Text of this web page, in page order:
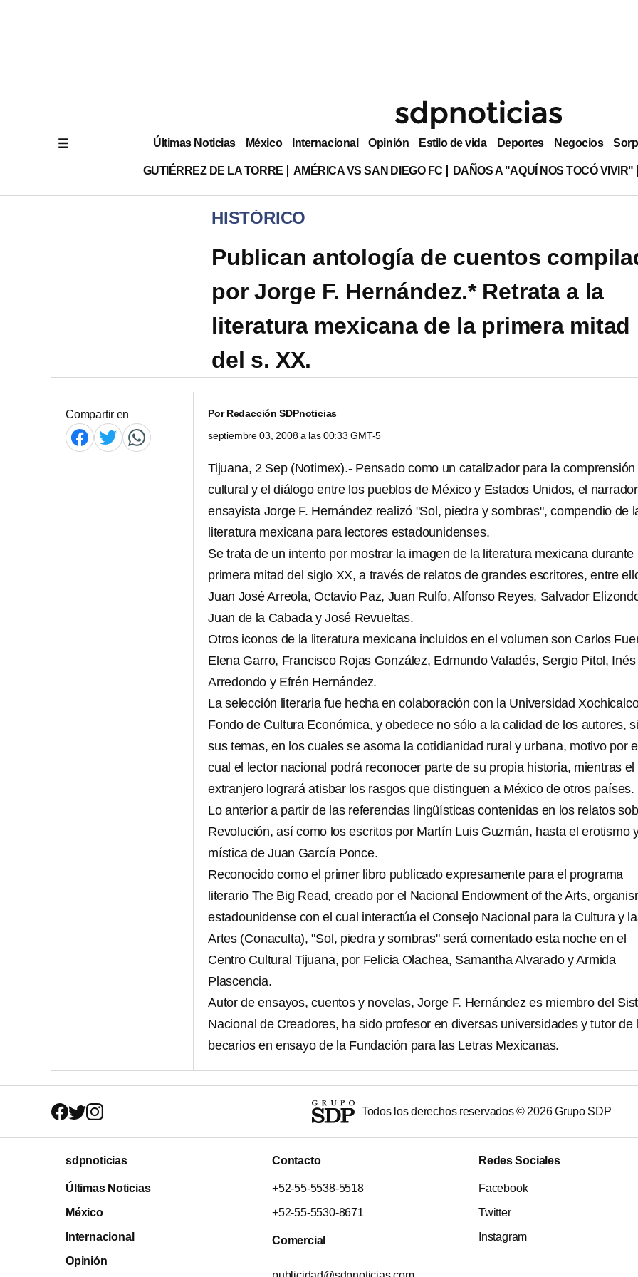
Últimas Noticias México Internacional Opinión Estilo de vida Deportes Negocios
GUTIÉRREZ DE LA TORRE AMÉRICA VS SAN DIEGO FC DAÑOS A "AQUÍ NOS TOCÓ VIVIR"
HISTÓRICO
Publican antología de cuentos
por Jorge F. Hernández.* Retrata a la
literatura mexicana de la primera mitad
del s. XX.
Compartir en PorRedacción SDPnoticias
septiembre 03, 2008 a las 00:33 GMT-5
Tijuana, 2 Sep (Notimex).- Pensado como un catalizador para la comprensión
cultural y el diálogo entre los pueblos de México y Estados Unidos, el
ensayista Jorge F. Hernández realizó "Sol, piedra y sombras", compendio de
literatura mexicana para lectores estadounidenses.
Se trata de un intento por mostrar la imagen de la literatura mexicana durante
primera mitad del siglo XX, a través de relatos de grandes escritores, entre
Juan José Arreola, Octavio Paz, Juan Rulfo, Alfonso Reyes, Salvador
Juan de la Cabada y José Revueltas.
Otros iconos de la literatura mexicana incluidos en el volumen son Carlos
Elena Garro, Francisco Rojas González, Edmundo Valadés, Sergio Pitol, Inés
Arredondo y Efrén Hernández.
La selección literaria fue hecha en colaboración con la Universidad
Fondo de Cultura Económica, y obedece no sólo a la calidad de los autores,
sus temas, en los cuales se asoma la cotidianidad rural y urbana, motivo por el
cual el lector nacional podrá reconocer parte de su propia historia, mientras el
extranjero logrará atisbar los rasgos que distinguen a México de otros países.
Lo anterior a partir de las referencias lingüísticas contenidas en los relatos
Revolución, así como los escritos por Martín Luis Guzmán, hasta el erotismo
mística de Juan García Ponce.
Reconocido como el primer libro publicado expresamente para el programa
literario The Big Read, creado por el Nacional Endowment of the Arts,
estadounidense con el cual interactúa el Consejo Nacional para la Cultura y
Artes (Conaculta), "Sol, piedra y sombras" será comentado esta noche en el
Centro Cultural Tijuana, por Felicia Olachea, Samantha Alvarado y Armida
Plascencia.
Autor de ensayos, cuentos y novelas, Jorge F. Hernández es miembro del
Nacional de Creadores, ha sido profesor en diversas universidades y tutor de
becarios en ensayo de la Fundación para las Letras Mexicanas.
Todos los derechos reservados © 2026Grupo SDP
sdpnoticias
Últimas Noticias
México
Internacional
Opinión
Contacto
+52-55-5538-5518
+52-55-5530-8671
Comercial
Redes Sociales
Facebook
Twitter
Instagram